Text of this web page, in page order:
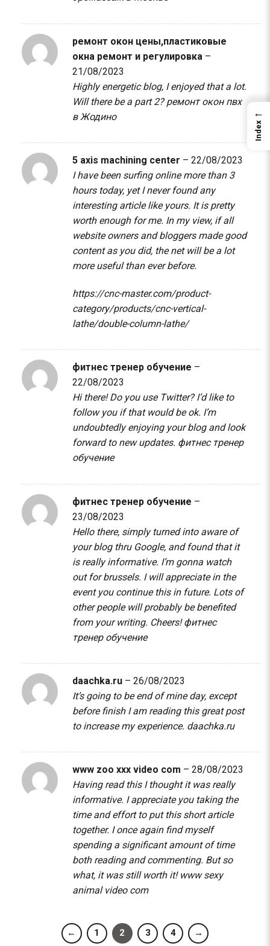
ремонт окон цены,пластиковые
окна ремонт и регулировка –
21/08/2023
Highly energetic blog, I enjoyed that a lot.
Will there be a part 2?ремонт окон пвх
в Жодино
5 axis machining center – 22/08/2023
I have been surfing online more than 3
hours today, yet I never found any
interesting article like yours. It is pretty
worth enough for me. In my view, if all
website owners and bloggers made good
content as you did, the net will be a lot
more useful than ever before.
https://cnc-master.com/product-
category/products/cnc-vertical-
lathe/double-column-lathe/
фитнес тренер обучение –
22/08/2023
Hi there! Do you use Twitter? I’d like to
follow you if that would be ok. I’m
undoubtedly enjoying your blog and look
forward to new updates. фитнес тренер
обучение
фитнес тренер обучение –
23/08/2023
Hello there, simply turned into aware of
your blog thru Google, and found that it
is really informative. I’m gonna watch
out for brussels. I will appreciate in the
event you continue this in future. Lots of
other people will probably be benefited
from your writing. Cheers!фитнес
тренер обучение
daachka.ru – 26/08/2023
It’s going to be end of mine day, except
before finish I am reading this great post
to increase my experience. daachka.ru
www zoo xxx video com – 28/08/2023
Having read this I thought it was really
informative. I appreciate you taking the
time and effort to put this short article
together. I once again find myself
spending a significant amount of time
both reading and commenting. But so
what, it was still worth it! www sexy
animal video com
← 1 2 3 4 →
←
Index